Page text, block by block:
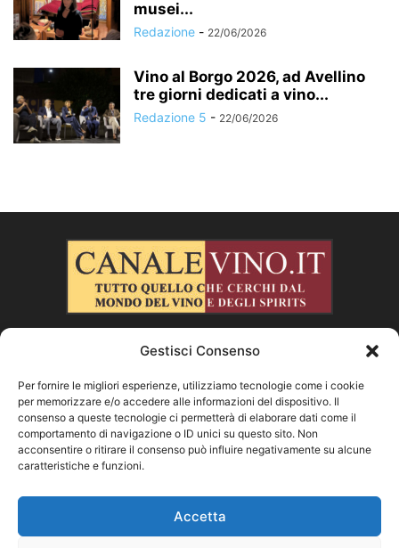
musei...
Redazione - 22/06/2026
Vino al Borgo 2026, ad Avellino
tre giorni dedicati a vino...
Redazione 5 - 22/06/2026
CHI SIAMO
SEGUICI
Facebook
Vimeo
Gestisci Consenso
Per fornire le migliori esperienze, utilizziamo tecnologie come i cookie
per memorizzare e/o accedere alle informazioni del dispositivo. Il
consenso a queste tecnologie ci permetterà di elaborare dati come il
comportamento di navigazione o ID unici su questo sito. Non
acconsentire o ritirare il consenso può influire negativamente su alcune
caratteristiche e funzioni.
Accetta